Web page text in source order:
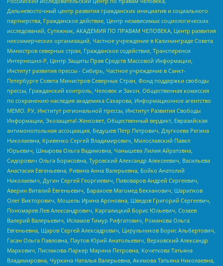
Дальневосточный центр развития гражданских инициатив и социального
партнерства, Гражданское действие, Центр независимых социологических
исследований, Сутяжник, АКАДЕМИЯ ПО ПРАВАМ ЧЕЛОВЕКА, Центр развития
некоммерческих организаций, Частное учреждение в Калининграде Совета
Министров северных стран, Гражданское содействие, Трансперенси
Интернешнл-Р, Центр Защиты Прав Средств Массовой Информации,
Институт развития прессы - Сибирь, Частное учреждение в Санкт-
Петербурге Совета Министров Северных Стран, Фонд поддержки свободы
прессы, Гражданский контроль, Человек и Закон, Общественная комиссия
по сохранению наследия академика Сахарова, Информационное агентство
МЕМО. РУ, Институт региональной прессы, Институт Развития Свободы
Информации, Экозащита!-Женсовет, Общественный вердикт, Евразийская
антимонопольная ассоциация, Бедушев Петр Петрович, Дзугкоева Регина
Николаевна, Кривенко Сергей Владимирович, Милославский Павел
Юрьевич, Шнырова Ольга Вадимовна, Чанышева Лилия Айратовна,
Сидорович Ольга Борисовна, Туровский Александр Алексеевич, Васильева
Анастасия Евгеньевна, Ривина Анна Валерьевна, Бойко Анатолий
Николаевич, Дугин Сергей Георгиевич, Пивоваров Андрей Сергеевич,
Аверин Виталий Евгеньевич, Барахоев Магомед Бекханович, Шарипков
Олег Викторович, Мошель Ирина Ароновна, Шведов Григорий Сергеевич,
Пономарев Лев Александрович, Каргалицкий Борис Юльевич, Созаев
Валерий Валерьевич, Исламов Тимур Рифгатович, Романова Ольга
Евгеньевна, Щаров Сергей Алексадрович, Цирульников Борис Альбертович,
Гасан Ольга Павловна, Паутов Юрий Анатольевич, Верховский Александр
Маркович, Пислакова-Паркер Марина Петровна, Кочеткова Татьяна
Владимировна, Чуркина Наталья Валерьевна, Акимова Татьяна Николаевна,